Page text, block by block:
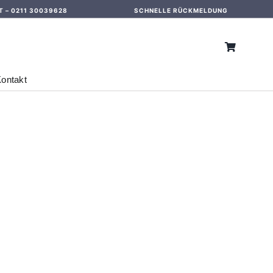
– 0211 30039628 SCHNELLE RÜCKMELDUNG